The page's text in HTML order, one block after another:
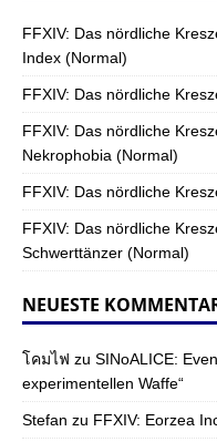
FFXIV: Das nördliche
Index (Normal)
FFXIV: Das nördliche
FFXIV: Das nördliche
Nekrophobia (Normal)
FFXIV: Das nördliche
FFXIV: Das nördliche
Schwerttänzer (Normal)
NEUESTE
โคมไฟ zu SINoALICE:
experimentellen Waffe“
Stefan zu FFXIV: Eorzea